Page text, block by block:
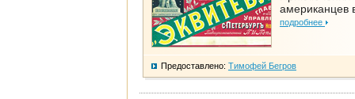
американцев
подробнее
Предоставлено: Тимофей Бегров